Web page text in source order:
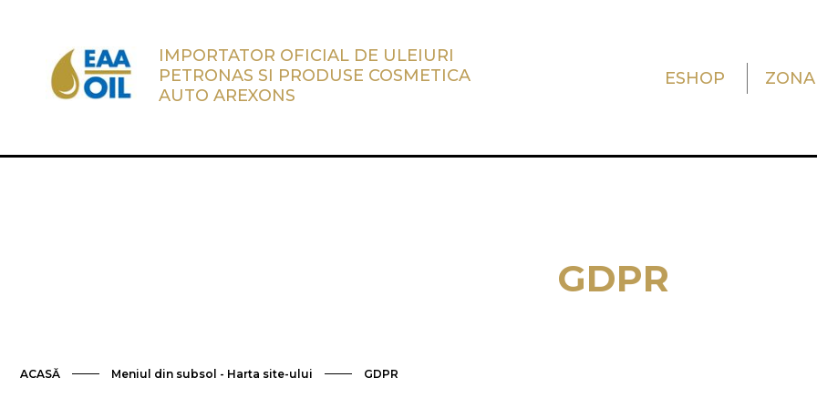
IMPORTATOR OFICIAL DE ULEIURI
PETRONAS SI PRODUSE COSMETICA
AUTO AREXONS
ESHOP
GDPR
ACASĂ Meniul din subsol - Harta site-ului GDPR